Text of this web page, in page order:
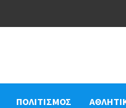
ΠΟΛΙΤΙΣΜΟΣ